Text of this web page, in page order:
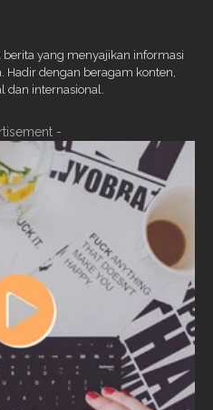
yang menyajikan informasi
Hadir dengan beragam konten,
dan internasional.
-